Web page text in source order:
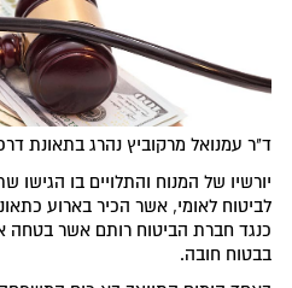
ד"ר עמנואל מרקוביץ נהרג בתאונת
יורשיו של המנוח והתלויים בו
לביטוח לאומי, אשר הכיר בארוע
כנגד חברת הביטוח רותם אשר בטחה
בבטוח חובה.